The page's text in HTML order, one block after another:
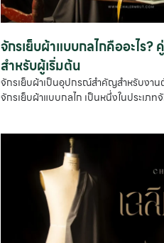
จักรเย็บผ้าแบบกลไกคืออะไร
สำหรับผู้เริ่มต้น
จักรเย็บผ้าเป็นอุปกรณ์สำคัญสำหรับงาน
จักรเย็บผ้าแบบกลไก เป็นหนึ่งในประเภท